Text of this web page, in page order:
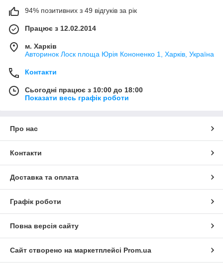
94% позитивних з 49 відгуків за рік
Працює з 12.02.2014
м. Харків
Авторинок Лоск площа Юрія Кононенко 1, Харків, Україна
Контакти
Сьогодні працює з 10:00 до 18:00
Показати весь графік роботи
Про нас
Контакти
Доставка та оплата
Графік роботи
Повна версія сайту
Сайт створено на маркетплейсі Prom.ua